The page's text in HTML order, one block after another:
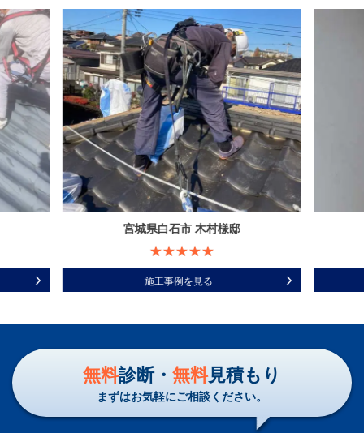
宮城県白石市 木村様邸
施工事例を見る
無料診断・ 無料見積もり
まずはお気軽にご相談ください。